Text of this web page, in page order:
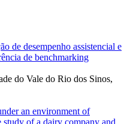
de desempenho assistencial e
de benchmarking
do Vale do Rio dos Sinos,
an environment of
of a dairy company and